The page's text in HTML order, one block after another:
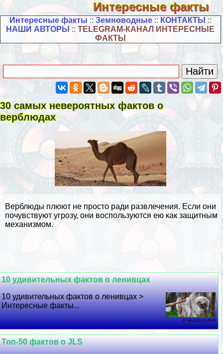
Интересные факты
Интересные факты :: Земноводные:: КОНТАКТЫ ::
НАШИ АВТОРЫ ::TELEGRAM-КАНАЛ ИНТЕРЕСНЫЕ
ФАКТЫ
30 самых невероятных фактов о
верблюдах
Верблюды плюют не просто ради развлечения. Если они
почувствуют угрозу, они воспользуются ею как защитным
механизмом.
10 удивительных фактов о ленивцах
10 удивительных фактов о ленивцах >
Интересные факты...
07 08 2026 12:44:29
Топ-50 фактов о JLS